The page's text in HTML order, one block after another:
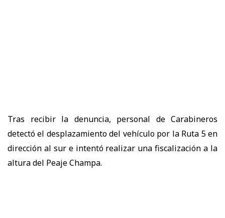
Tras recibir la denuncia, personal de Carabineros
detectó el desplazamiento del vehículo por la Ruta 5 en
dirección al sur e intentó realizar una fiscalización a la
altura del Peaje Champa.